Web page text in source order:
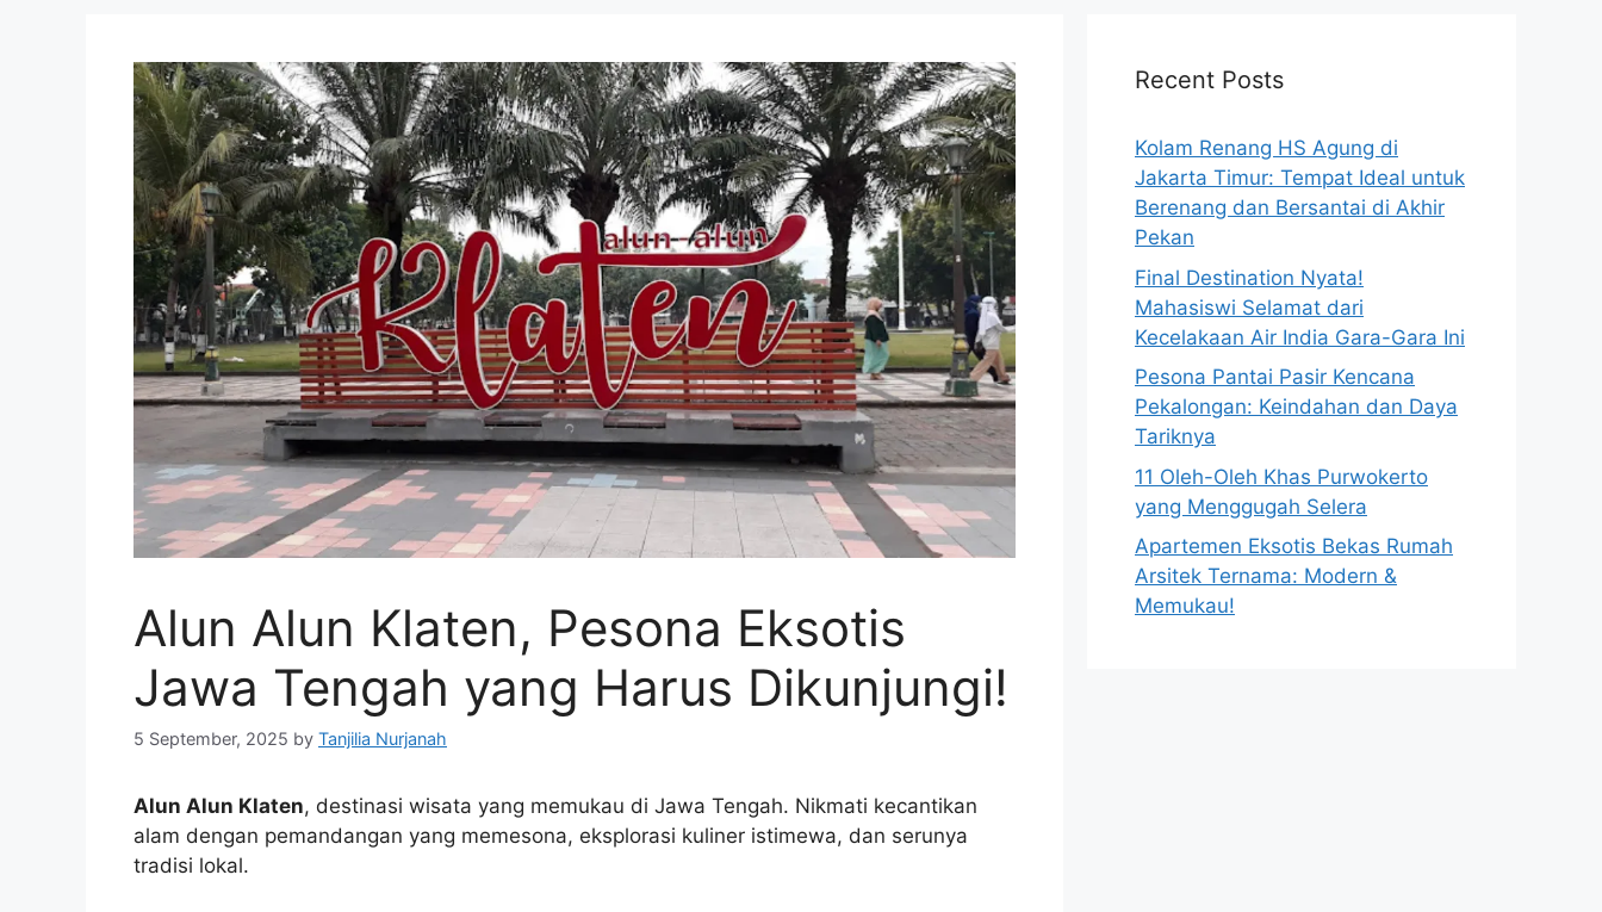
Alun Alun Klaten, Pesona Eksotis
Jawa Tengah yang Harus Dikunjungi!
5 September, 2025 by Tanjilia Nurjanah
Alun Alun Klaten, destinasi wisata yang memukau di Jawa Tengah. Nikmati kecantikan
alam dengan pemandangan yang memesona, eksplorasi kuliner istimewa, dan serunya
tradisi lokal.
Recent Posts
Kolam Renang HS Agung di
Jakarta Timur: Tempat Ideal untuk
Berenang dan Bersantai di Akhir
Pekan
Final Destination Nyata!
Mahasiswi Selamat dari
Kecelakaan Air India Gara-Gara Ini
Pesona Pantai Pasir Kencana
Pekalongan: Keindahan dan Daya
Tariknya
11 Oleh-Oleh Khas Purwokerto
yang Menggugah Selera
Apartemen Eksotis Bekas Rumah
Arsitek Ternama: Modern &
Memukau!